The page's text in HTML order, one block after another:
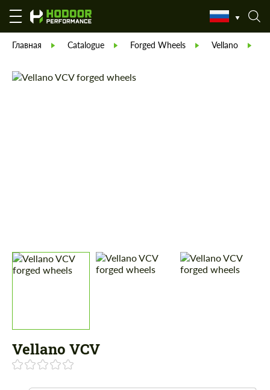
Главная Catalogue Forged Wheels Vellano
Vellano VCV